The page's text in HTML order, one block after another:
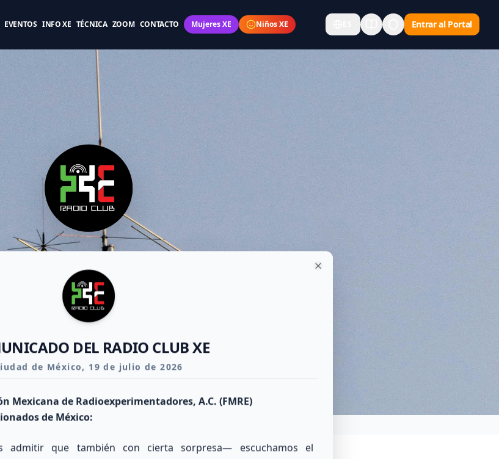
EVENTOS INFO XE TÉCNICA ZOOM CONTACTO Mujeres XE Niños XE Entrar al Portal
XE
de la radio. Prepárate para el examen radioaficionado
y únete a nosotros.
Curso para Licencia
DEL RADIO CLUB XE
de México, 19 de julio de 2026
Mexicana de Radioexperimentadores, A.C. (FMRE)
de México:
admitir que también con cierta sorpresa— escuchamos el